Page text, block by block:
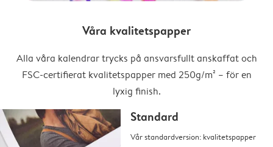
Våra kvalitetspapper
Alla våra kalendrar trycks på ansvarsfullt anskaffat och
FSC-certifierat kvalitetspapper med 250g/m² – för en
lyxig finish.
Standard
Vår standardversion: kvalitetspapper